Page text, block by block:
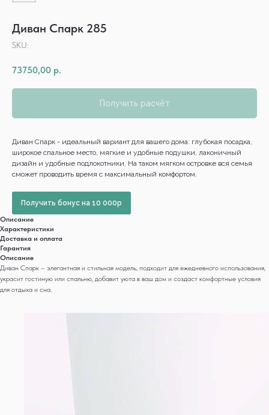
Диван Спарк 285
SKU:
73750,00 р.
Получить расчёт
Диван Спарк - идеальный вариант для вашего дома: глубокая посадка,
широкое спальное место, мягкие и удобные подушки, лаконичный
дизайн и удобные подлокотники. На таком мягком островке вся семья
сможет проводить время с максимальный комфортом.
Получить бонус на 10 000р
Описание
Характеристики
Доставка и оплата
Гарантия
Описание
Диван Спарк – элегантная и стильная модель, подходит для ежедневного использования,
украсит гостиную или спальню, добавит уюта в ваш дом и создаст комфортные условия
для отдыха и сна.